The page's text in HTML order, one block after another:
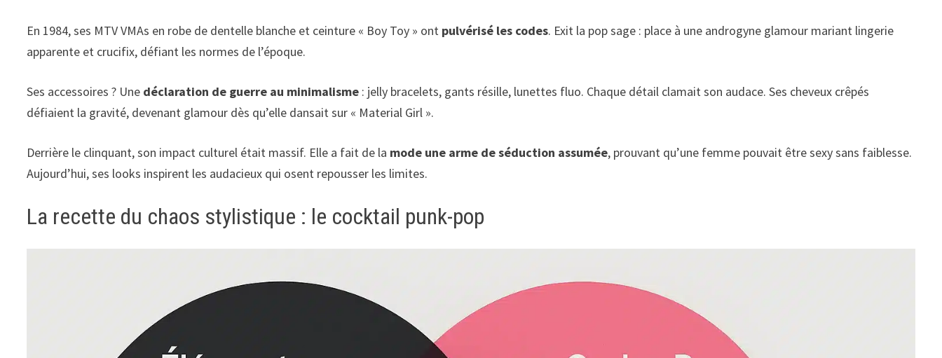
En 1984, ses MTV VMAs en robe de dentelle blanche et ceinture « Boy Toy » ont pulvérisé les codes. Exit la pop sage : place à une androgyne glamour mariant lingerie
apparente et crucifix, défiant les normes de l’époque.
Ses accessoires ? Une déclaration de guerre au minimalisme : jelly bracelets, gants résille, lunettes fluo. Chaque détail clamait son audace. Ses cheveux crêpés
défiaient la gravité, devenant glamour dès qu’elle dansait sur « Material Girl ».
Derrière le clinquant, son impact culturel était massif. Elle a fait de la mode une arme de séduction assumée, prouvant qu’une femme pouvait être sexy sans faiblesse.
Aujourd’hui, ses looks inspirent les audacieux qui osent repousser les limites.
La recette du chaos stylistique : le cocktail punk-pop